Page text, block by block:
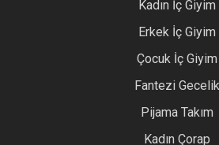
Kadın İç Giyim
Erkek İç Giyim
Çocuk İç Giyim
Fantezi Gecelik
Pijama Takım
Kadın Çorap